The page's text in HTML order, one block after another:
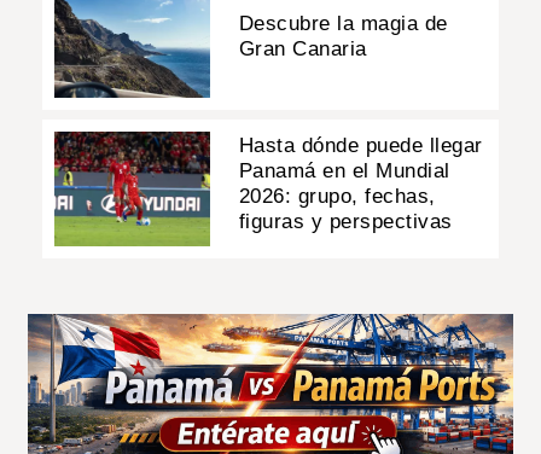
Descubre la magia de
Gran Canaria
Hasta dónde puede llegar
Panamá en el Mundial
2026: grupo, fechas,
figuras y perspectivas